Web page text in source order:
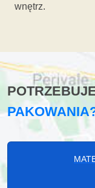
wnętrz.